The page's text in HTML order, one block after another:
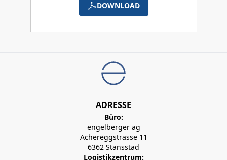
DOWNLOAD
ADRESSE
Büro:
engelberger ag
Achereggstrasse 11
6362 Stansstad
Logistikzentrum: